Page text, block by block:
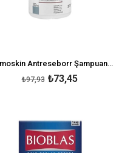
Dermoskin Antreseborr Şampuan 200 ml
₺73,45
₺97,93